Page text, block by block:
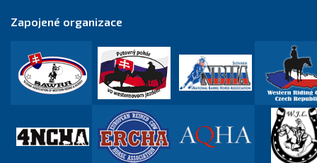
Zapojené organizace